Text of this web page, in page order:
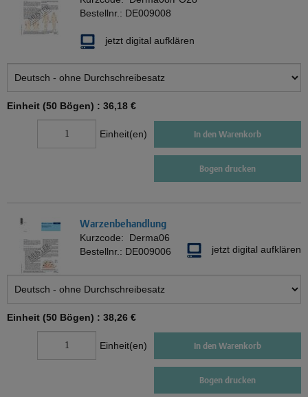
Bestellnr.: DE009008
jetzt digital aufklären
Einheit (50 Bögen) : 36,18 €
Einheit(en) In den Warenkorb
Bogen drucken
Warzenbehandlung
Kurzcode: Derma06
Bestellnr.: DE009006 jetzt digital aufklären
Einheit (50 Bögen) : 38,26 €
Einheit(en) In den Warenkorb
Bogen drucken